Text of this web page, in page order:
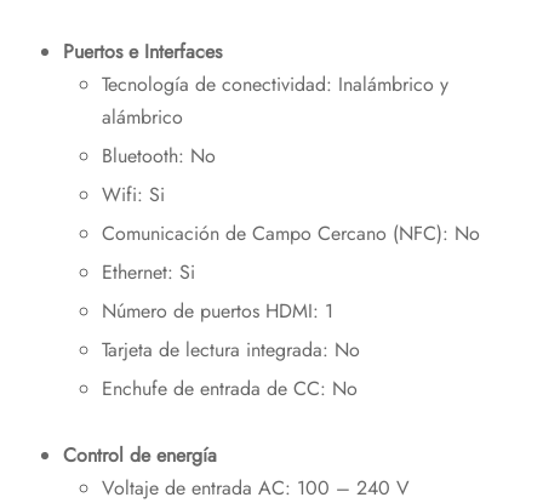
Puertos e Interfaces
Tecnología de conectividad: Inalámbrico y
alámbrico
Bluetooth: No
Wifi: Si
Comunicación de Campo Cercano (NFC): No
Ethernet: Si
Número de puertos HDMI: 1
Tarjeta de lectura integrada: No
Enchufe de entrada de CC: No
Control de energía
Voltaje de entrada AC: 100 – 240 V